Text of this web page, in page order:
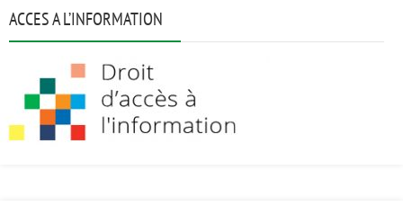
ACCES A L’INFORMATION